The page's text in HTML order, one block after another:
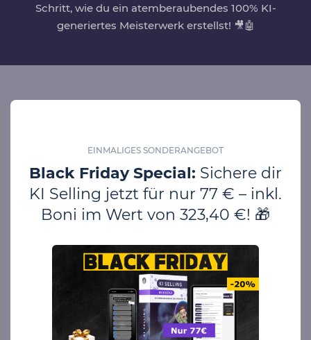
Schritt, wie du ein atemberaubendes 100% KI-
generiertes Meisterwerk erstellst! 🎥🤖
EINMALIGES SONDERANGEBOT
Black Friday Special: Sichere dir
KI Selling jetzt für nur 77 € – inkl.
Boni im Wert von 323,40 €! 🎁